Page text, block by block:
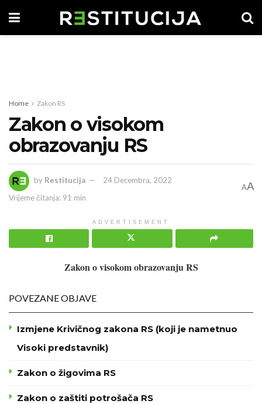
Home Zakon RS
Zakon o visokom
obrazovanju RS
by Restitucija
24 Decembra, 2022
Vrijeme čitanja: 91 min
AA
ADVERTISEMENT
Zakon o visokom obrazovanju RS
POVEZANE OBJAVE
Izmjene Krivičnog zakona RS (koji je nametnuo
Visoki predstavnik)
Zakon o žigovima RS
Zakon o zaštiti potrošača RS